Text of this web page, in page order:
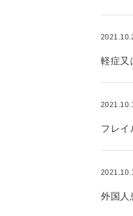
軽症又
フレイ
外国人